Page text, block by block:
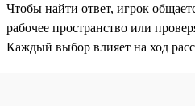
Чтобы найти ответ, игрок
рабочее пространство или
Каждый выбор влияет на ход